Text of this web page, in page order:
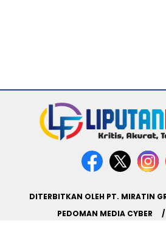
DITERBITKAN OLEH PT. MIRATIN
PEDOMAN MEDIA CYBER